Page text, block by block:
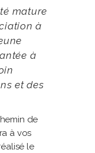
mature
à
à
et des
de
à vos
le